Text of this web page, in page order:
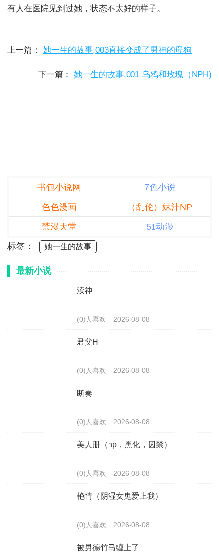
有人在医院见到过她，状态不太好的样子。
上一篇： 她一生的故事,003直接变成了男神的母狗
下一篇： 她一生的故事,001 乌鸦和玫瑰（NPH)
书包小说网
7色小说
色色漫画
（乱伦）妹汁NP
禁漫天堂
51动漫
标签：
她一生的故事
最新小说
渎神
(0)人喜欢 2026-08-08
君父H
(0)人喜欢 2026-08-08
断奏
(0)人喜欢 2026-08-08
美人册（np，黑化，囚禁）
(0)人喜欢 2026-08-08
艳情（阴湿女鬼爱上我）
(0)人喜欢 2026-08-08
被男德竹马缠上了